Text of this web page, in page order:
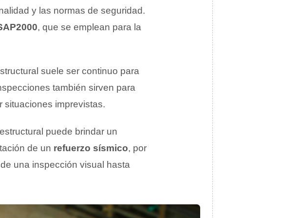
y las normas de seguridad.
, que se emplean para la
suele ser continuo para
también sirven para
situaciones imprevistas.
puede brindar un
de un refuerzo sísmico, por
una inspección visual hasta